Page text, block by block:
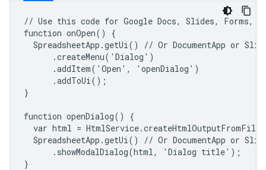
// Use this code for Google Docs, Slides, Forms,
function onOpen() {
SpreadsheetApp.getUi() // Or DocumentApp or
      .createMenu('Dialog')
      .addItem('Open', 'openDialog')
      .addToUi();
}
function openDialog() {
var html =
SpreadsheetApp.getUi() // Or DocumentApp or
      .showModalDialog(html, 'Dialog title');
}